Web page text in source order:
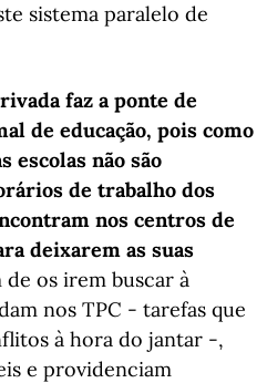
sistema paralelo de
faz a ponte de
de educação, pois como
escolas não são
de trabalho dos
nos centros de
deixarem as suas
de os irem buscar à
nos TPC - tarefas que
à hora do jantar -,
e providenciam